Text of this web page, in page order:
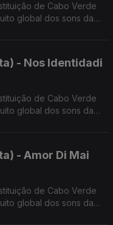
de Cabo Verde
global dos sons da
- Nos Identidadi
de Cabo Verde
global dos sons da
- Amor Di Mai
de Cabo Verde
global dos sons da